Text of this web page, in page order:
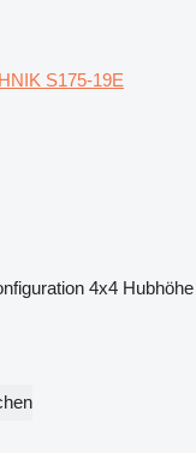
S175-19E
4x4 Hubhöhe